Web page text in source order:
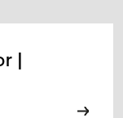
|